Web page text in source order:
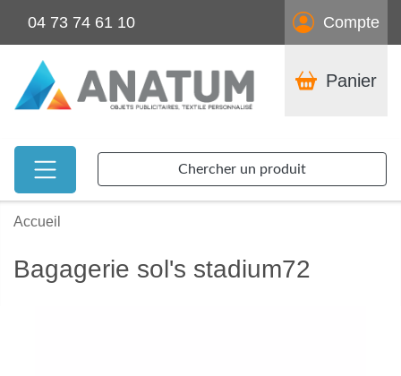
04 73 74 61 10 Compte
Panier
Chercher un produit
Accueil
Bagagerie sol's stadium72